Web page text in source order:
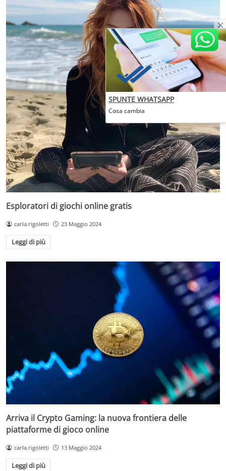
Esploratori di giochi online gratis
carla.rigoletti 23 Maggio 2024
Leggi di più
Arriva il Crypto Gaming: la nuova frontiera delle
piattaforme di gioco online
carla.rigoletti 13 Maggio 2024
Leggi di più
SPUNTE WHATSAPP
Cosa cambia